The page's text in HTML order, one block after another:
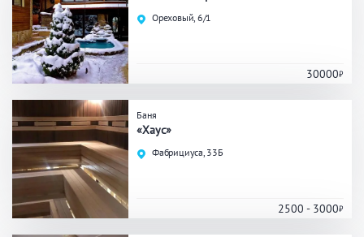
Праздник/Корпоратив
Вместимость
до 10 человек
от 20 человек
Банные услуги
Ореховый, 6/1
30000
Баня
«Хаус»
Фабрициуса, 33Б
2500 - 3000